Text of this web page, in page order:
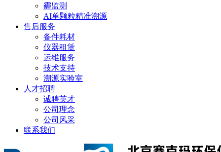
霾监测
AI单颗粒精准溯源
售后服务
备件耗材
仪器租赁
运维服务
技术支持
溯源实验室
人才招聘
诚聘英才
公司理念
公司风采
联系我们